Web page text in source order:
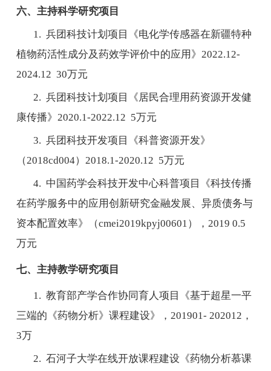
六、主持科学研究项目
1.兵团科技计划项目《电化学传感器在新疆特种
植物药活性成分及药效学评价中的应用》2022.12-
2024.12 30万元
2.兵团科技计划项目《居民合理用药资源开发健
康传播》2020.1-2022.12 5万元
3.兵团科技开发项目《科普资源开发》
（2018cd004）2018.1-2020.12 5万元
4. 中国药学会科技开发中心科普项目《科技传播
在药学服务中的应用创新研究金融发展、异质债务与
资本配置效率》（cmei2019kpyj00601），2019 0.5
万元
七、主持教学研究项目
1.教育部产学合作协同育人项目《基于超星一平
三端的《药物分析》课程建设》，201901- 202012 ，
3万
2.石河子大学在线开放课程建设《药物分析慕课